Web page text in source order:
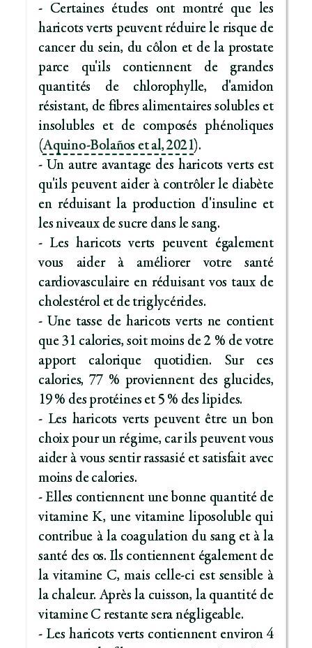
- Certaines études ont montré que les
haricots verts peuvent réduire le risque de
cancer du sein, du côlon et de la prostate
parce qu'ils contiennent de grandes
quantités de chlorophylle, d'amidon
résistant, de fibres alimentaires solubles et
insolubles et de composés phénoliques
(Aquino-Bolaños et al, 2021).
- Un autre avantage des haricots verts est
qu'ils peuvent aider à contrôler le diabète
en réduisant la production d'insuline et
les niveaux de sucre dans le sang.
- Les haricots verts peuvent également
vous aider à améliorer votre santé
cardiovasculaire en réduisant vos taux de
cholestérol et de triglycérides.
- Une tasse de haricots verts ne contient
que 31 calories, soit moins de 2 % de votre
apport calorique quotidien. Sur ces
calories, 77 % proviennent des glucides,
19 % des protéines et 5 % des lipides.
- Les haricots verts peuvent être un bon
choix pour un régime, car ils peuvent vous
aider à vous sentir rassasié et satisfait avec
moins de calories.
- Elles contiennent une bonne quantité de
vitamine K, une vitamine liposoluble qui
contribue à la coagulation du sang et à la
santé des os. Ils contiennent également de
la vitamine C, mais celle-ci est sensible à
la chaleur. Après la cuisson, la quantité de
vitamine C restante sera négligeable.
- Les haricots verts contiennent environ 4